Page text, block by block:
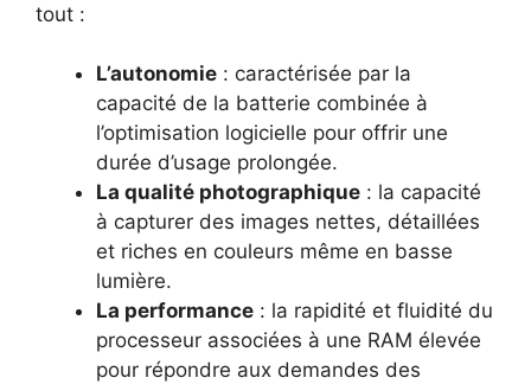
tout :
L’autonomie : caractérisée par la
capacité de la batterie combinée à
l’optimisation logicielle pour offrir une
durée d’usage prolongée.
La qualité photographique : la capacité
à capturer des images nettes, détaillées
et riches en couleurs même en basse
lumière.
La performance : la rapidité et fluidité du
processeur associées à une RAM élevée
pour répondre aux demandes des